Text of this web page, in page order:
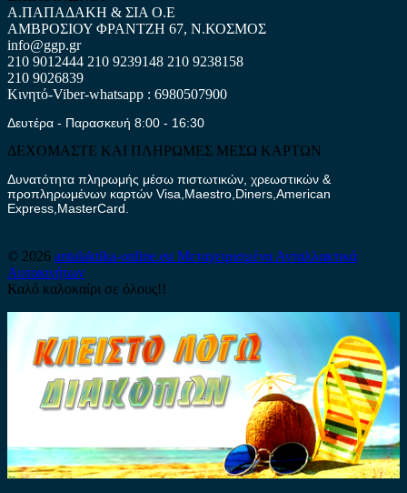
Α.ΠΑΠΑΔΑΚΗ & ΣΙΑ Ο.Ε
ΑΜΒΡΟΣΙΟΥ ΦΡΑΝΤΖΗ 67, Ν.ΚΟΣΜΟΣ
info@ggp.gr
210 9012444 210 9239148 210 9238158
210 9026839
Κινητό-Viber-whatsapp : 6980507900
Δευτέρα - Παρασκευή 8:00 - 16:30
ΔΕΧΟΜΑΣΤΕ ΚΑΙ ΠΛΗΡΩΜΕΣ ΜΕΣΩ ΚΑΡΤΩΝ
Δυνατότητα πληρωμής μέσω πιστωτικών, χρεωστικών &
προπληρωμένων καρτών Visa,Maestro,Diners,American
Express,MasterCard.
© 2026 antalaktika-online.eu Μεταχειρισμένα Ανταλλακτικά
Αυτοκινήτων
Καλό καλοκαίρι σε όλους!!